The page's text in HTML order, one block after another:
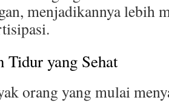
menjadikannya lebih
Tidur yang Sehat
orang yang mulai